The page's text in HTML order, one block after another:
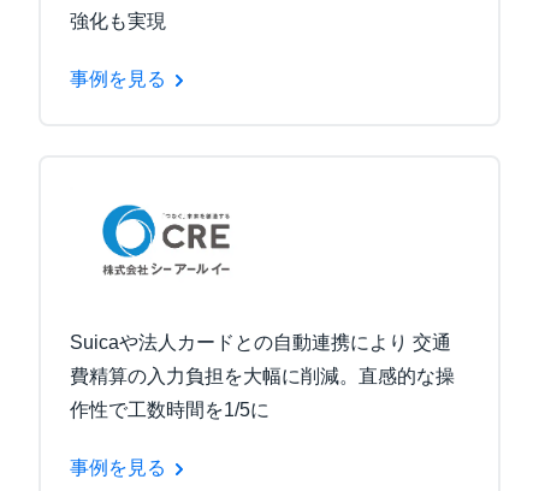
強化も実現
事例を見る
Suicaや法人カードとの自動連携により 交通
費精算の入力負担を大幅に削減。直感的な操
作性で工数時間を1/5に
事例を見る